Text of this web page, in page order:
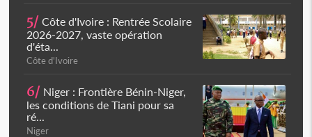
5/ Côte d'Ivoire : Rentrée Scolaire
2026-2027, vaste opération
d'éta...
Côte d'Ivoire
6/ Niger : Frontière Bénin-Niger,
les conditions de Tiani pour sa
ré...
Niger